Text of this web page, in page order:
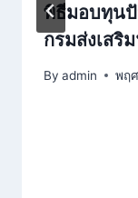
พิธีมอบทุน
กรมส่งเสริ
By admin พฤ